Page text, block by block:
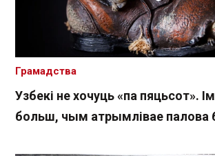
Узбекі не хочуць «па пяцьсот».
больш, чым атрымлівае палова
Грамадства